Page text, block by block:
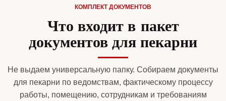
КОМПЛЕКТ ДОКУМЕНТОВ
Что входит в пакет
документов для пекарни
Не выдаем универсальную папку. Собираем документы
для пекарни по ведомствам, фактическому процессу
работы, помещению, сотрудникам и требованиям